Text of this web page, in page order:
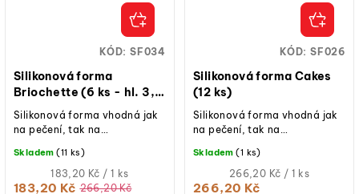
Silikonová forma
Briochette (6 ks - hl. 3,7
cm)
183,20 Kč 266,20 Kč
Měrná
cena:
183,20 Kč / 1 ks
Skladem (11 ks)
Silikonová forma vhodná jak
na pečení, tak na
KÓD: SF034
Silikonová forma Cakes
(12 ks)
266,20 Kč
Měrná
cena:
266,20 Kč / 1 ks
Skladem (1 ks)
Silikonová forma vhodná jak
na pečení, tak na
KÓD: SF026